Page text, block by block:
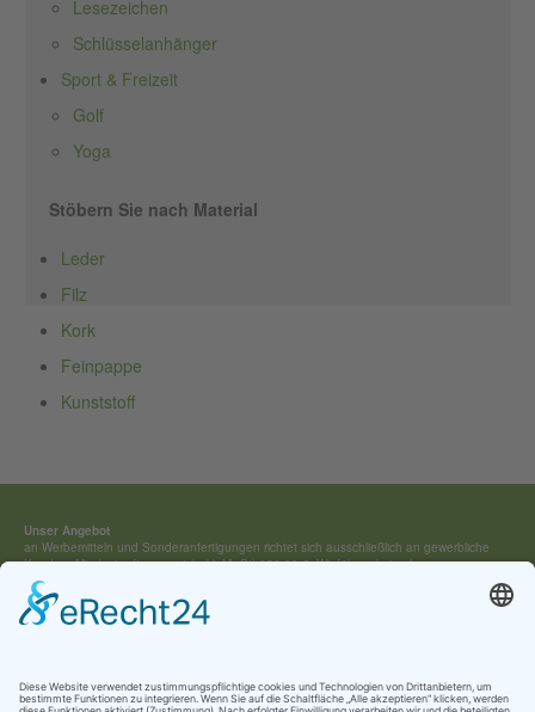
Lesezeichen
Schlüsselanhänger
Sport & Freizeit
Golf
Yoga
Stöbern Sie nach Material
Leder
Filz
Kork
Feinpappe
Kunststoff
Unser Angebot
an Werbemitteln und Sonderan­fertigungen richtet sich ausschließ­lich an gewerbliche
Kunden. Mindestauftragswert (exkl. MwSt) 250,00 €. Wir führen keine Lagerware,
sondern fertigen jedes Werbemittel individuell für Sie an.
Kontakt:
Tel.: +49 (0) 4154 / 7 95 40-0
Erfahren Sie mehr überunsere Geschichteals traditionsreiches Familienunternehmen
und lernen Sieunsere WerteundKatalogekennen.